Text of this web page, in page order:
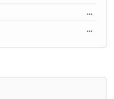
...
...